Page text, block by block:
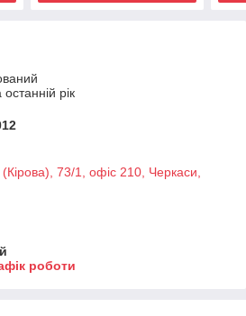
рік
(Кірова), 73/1, офіс 210, Черкаси,
роботи